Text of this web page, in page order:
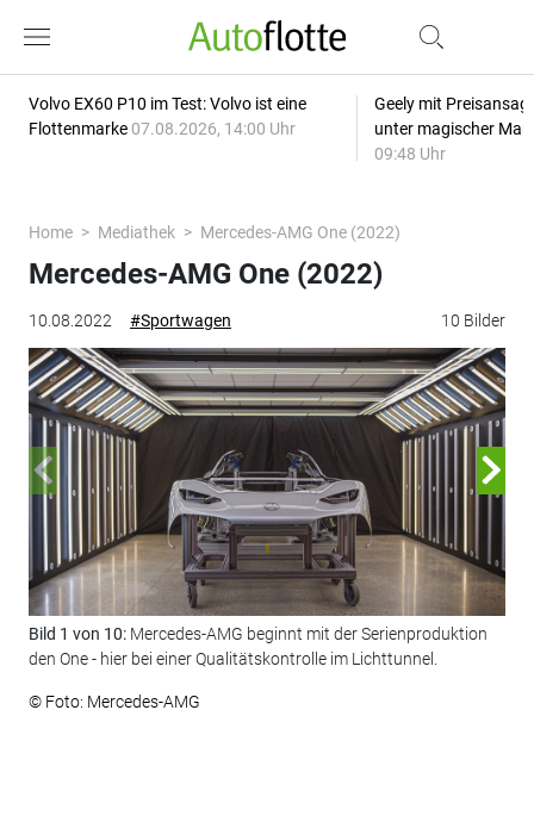
Volvo EX60 P10 im Test: Volvo ist eine
Flottenmarke 07.08.2026, 14:00 Uhr
Geely mit
unter magischer
09:48 Uhr
Home Mediathek Mercedes-AMG One (2022)
10.08.2022 #Sportwagen 10 Bilder
Mercedes-AMG One (2022)
Bild 1 von 10: Mercedes-AMG beginnt mit der Serienproduktion
den One - hier bei einer Qualitätskontrolle im Lichttunnel.
© Foto: Mercedes-AMG